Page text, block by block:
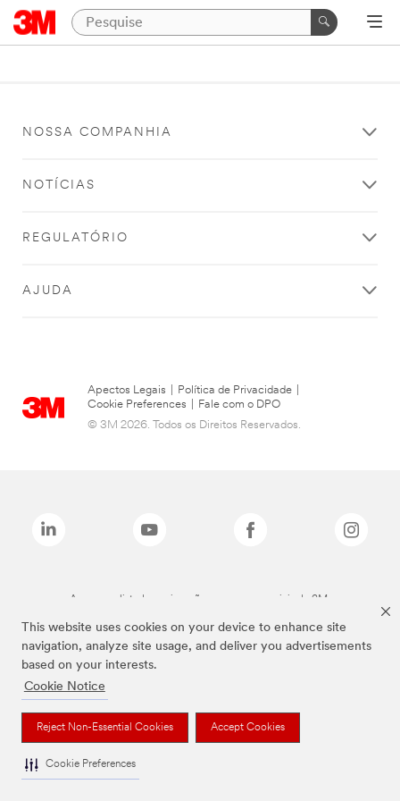
This website uses cookies on your device to enhance site
navigation, analyze site usage, and deliver you advertisements
based on your interests.
Cookie Notice
Reject Non-Essential Cookies Accept Cookies
Cookie Preferences
NOSSA COMPANHIA
NOTÍCIAS
REGULATÓRIO
AJUDA
Apectos Legais Política de Privacidade
Cookie Preferences
Fale com o DPO
© 3M 2026. Todos os Direitos Reservados.
As marcas listadas a cima são marcas comerciais da 3M.